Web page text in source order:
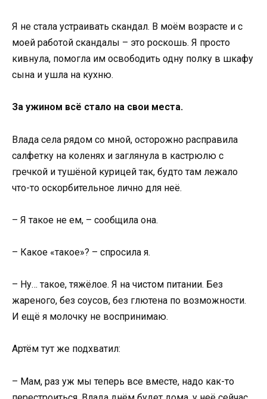
Я не стала устраивать скандал. В моём возрасте и с
моей работой скандалы – это роскошь. Я просто
кивнула, помогла им освободить одну полку в шкафу
сына и ушла на кухню.
За ужином всё стало на свои места.
Влада села рядом со мной, осторожно расправила
салфетку на коленях и заглянула в кастрюлю с
гречкой и тушёной курицей так, будто там лежало
что-то оскорбительное лично для неё.
– Я такое не ем, – сообщила она.
– Какое «такое»? – спросила я.
– Ну… такое, тяжёлое. Я на чистом питании. Без
жареного, без соусов, без глютена по возможности.
И ещё я молочку не воспринимаю.
Артём тут же подхватил:
– Мам, раз уж мы теперь все вместе, надо как-то